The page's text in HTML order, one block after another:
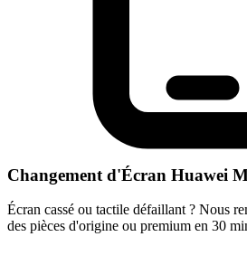
Changement d'Écran Huawei
Écran cassé ou tactile défaillant ? Nous
des pièces d'origine ou premium en 30